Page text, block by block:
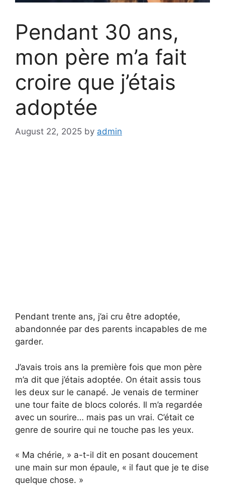
Pendant 30 ans,
mon père m’a fait
croire que j’étais
adoptée
August 22, 2025 by admin
Pendant trente ans, j’ai cru être adoptée,
abandonnée par des parents incapables de me
garder.
J’avais trois ans la première fois que mon père
m’a dit que j’étais adoptée. On était assis tous
les deux sur le canapé. Je venais de terminer
une tour faite de blocs colorés. Il m’a regardée
avec un sourire… mais pas un vrai. C’était ce
genre de sourire qui ne touche pas les yeux.
« Ma chérie, » a-t-il dit en posant doucement
une main sur mon épaule, « il faut que je te dise
quelque chose. »